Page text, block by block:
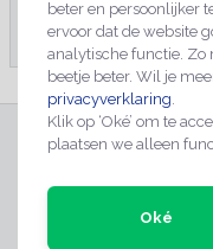
beter en persoonlijker
ervoor dat de website
analytische functie. Zo
beetje beter. Wil je
privacyverklaring
Klik op ‘Oké’ om te
plaatsen we alleen
Oké
INSCHRIJVEN